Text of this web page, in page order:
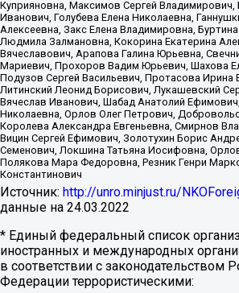
Куприяновна, Максимов Сергей Владимирович,
Иванович, Голубева Елена Николаевна,
Алексеевна, Закс Елена Владимировна,
Людмила Залмановна, Кокорина Екатерина
Вячеславович, Арапова Галина Юрьевна,
Мариевич, Прохоров Вадим Юрьевич, Шахова
Подузов Сергей Васильевич, Протасова Ирина
Литинский Леонид Борисович, Лукашевский
Вячеслав Иванович, Шабад Анатолий
Николаевна, Орлов Олег Петрович,
Королева Александра Евгеньевна, Смирнов
Вицин Сергей Ефимович, Золотухин Борис
Семенович, Локшина Татьяна Иосифовна,
Полякова Мара Федоровна, Резник Генри
Константинович
Источник: http://unro.minjust.ru/
данные на 24.03.2022
* Единый федеральный список
иностранных и международных
в соответствии с законодательством
Федерации террористическими: